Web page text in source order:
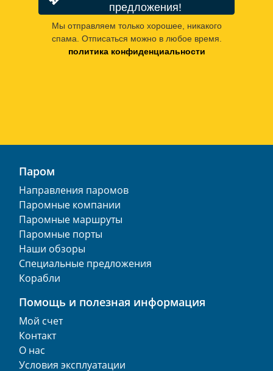
предложения!
Мы отправляем только хорошее, никакого
спама. Отписаться можно в любое время.
политика конфиденциальности
Паром
Направления паромов
Паромные компании
Паромные маршруты
Паромные порты
Наши обзоры
Специальные предложения
Корабли
Помощь и полезная информация
Мой счет
Контакт
О нас
Условия эксплуатации